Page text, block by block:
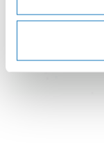
finden Sie in